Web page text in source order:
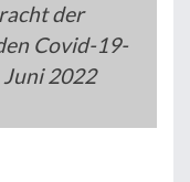
der
Covid-19-
Juni 2022